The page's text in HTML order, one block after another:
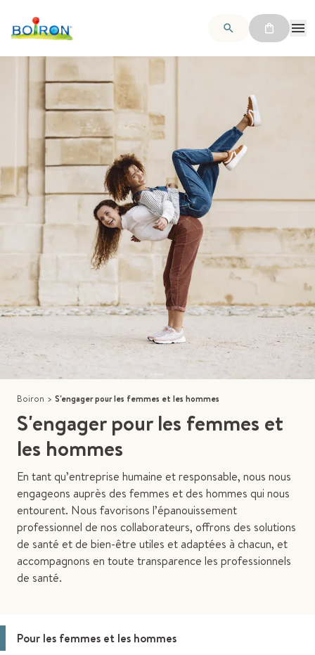
Boiron > S'engager pour les femmes et les hommes
S'engager pour les femmes et
les hommes
En tant qu’entreprise humaine et responsable, nous nous
engageons auprès des femmes et des hommes qui nous
entourent. Nous favorisons l’épanouissement
professionnel de nos collaborateurs, offrons des solutions
de santé et de bien-être utiles et adaptées à chacun, et
accompagnons en toute transparence les professionnels
de santé.
Pour les femmes et les hommes